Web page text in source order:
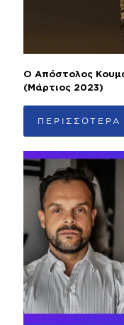
Ο Απόστολος
(Μάρτιος 2023)
ΠΕΡΙΣΣΟΤΕΡΑ